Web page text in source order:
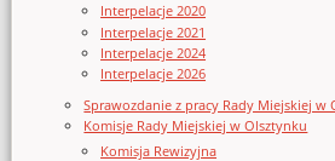
Interpelacje 2020
Interpelacje 2021
Interpelacje 2024
Interpelacje 2026
Sprawozdanie z pracy Rady Miejskiej w
Komisje Rady Miejskiej w Olsztynku
Komisja Rewizyjna